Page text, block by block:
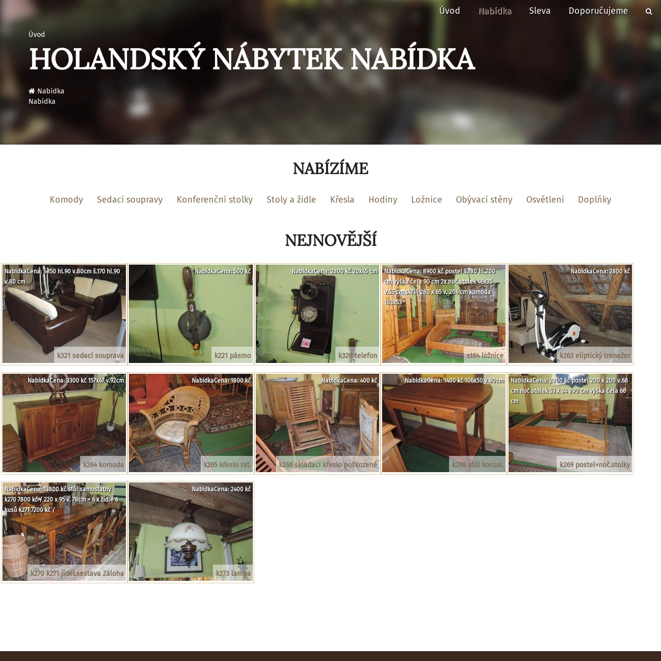
Úvod Nabídka Sleva Doporučujeme
Úvod
HOLANDSKÝ NÁBYTEK NABÍDKA
Nabídka
Nabídka
NABÍZÍME
Komody Sedací soupravy Konferenční stolky Stoly a židle Křesla Hodiny Ložnice Obývací stěny Osvětlení Doplňky
NEJNOVĚJŠÍ
k321 sedací souprava
NabídkaCena: š.150 hl.90 v.80cm š.170 hl.90
v.80 cm
k221 pásmo
NabídkaCena: 500 kč
k320 telefon
NabídkaCena: 2800 kč 20x45 cm
st64 ložnice
NabídkaCena: 8900 kč postel š.180 hl.200
cm výška čela 90 cm 2x noč.stolek 46x35
v.55 cm skříň 280 x 65 v. 204 cm komoda
103x53
k263 eliptický trenažer
NabídkaCena: 2800 kč
k264 komoda
NabídkaCena: 3300 kč 157x47 v.92cm
k265 křeslo rat.
NabídkaCena: 1800 kč
k266 skládací křeslo poškozené
NabídkaCena: 400 kč
k268 stůl konzol.
NabídkaCena: 1400 kč 106x50 v.80cm
k269 postel+noč.stolky
NabídkaCena: 2800 kč postel 200 x 200 v.68
cm noč stolek 53 x 34 v.70 cm výška čela 66
cm
k270 k271 jídel.sestava Záloha
NabídkaCena: 13800 kč stůl samostatný
k270 7800 kč / 220 x 95 v. 78cm + 6 x židle 6
kusů k271 7200 kč /
k273 lampa
NabídkaCena: 2400 kč